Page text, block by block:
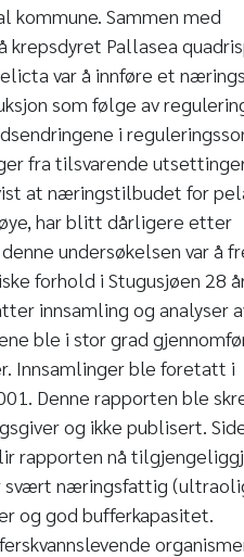
kommune. Sammen med
Pallasea
var å innføre et
som følge av
i
fra tilsvarende
at næringstilbudet for
har blitt dårligere etter
undersøkelsen var å
forhold i Stugusjøen 28
innsamling og analyser
ble i stor grad
Innsamlinger ble foretatt i
Denne rapporten ble
og ikke publisert.
rapporten nå
svært næringsfattig
og god bufferkapasitet.